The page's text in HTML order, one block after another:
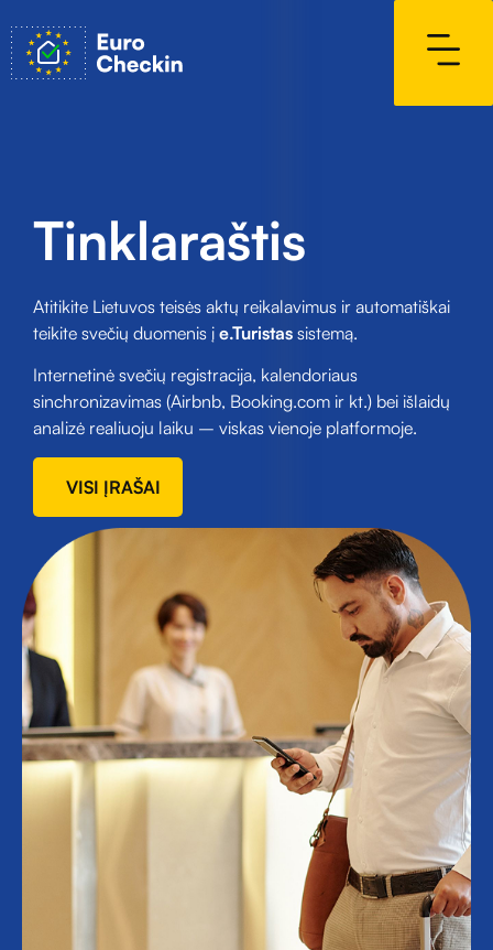
Tinklaraštis
Atitikite Lietuvos teisės aktų reikalavimus ir automatiškai
teikite svečių duomenis į e.Turistas sistemą.
Internetinė svečių registracija, kalendoriaus
sinchronizavimas (Airbnb, Booking.com ir kt.) bei išlaidų
analizė realiuoju laiku – viskas vienoje platformoje.
VISI ĮRAŠAI